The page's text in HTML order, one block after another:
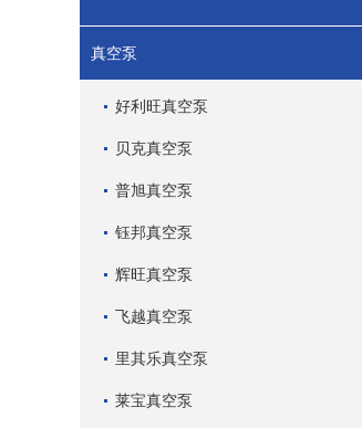
真空泵
好利旺真空泵
贝克真空泵
普旭真空泵
钰邦真空泵
辉旺真空泵
飞越真空泵
里其乐真空泵
莱宝真空泵